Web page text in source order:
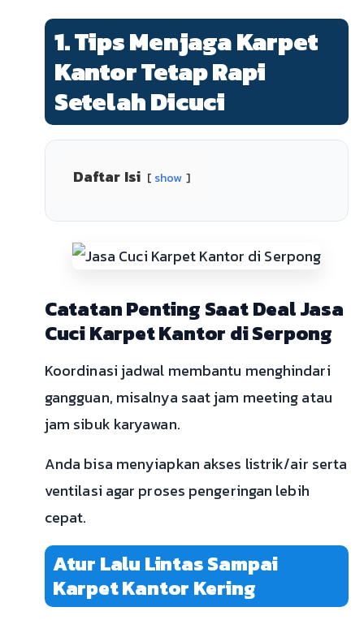
1. Tips Menjaga Karpet
Kantor Tetap Rapi
Setelah Dicuci
Daftar Isi show
Catatan Penting Saat Deal Jasa
Cuci Karpet Kantor di Serpong
Koordinasi jadwal membantu menghindari
gangguan, misalnya saat jam meeting atau
jam sibuk karyawan.
Anda bisa menyiapkan akses listrik/air serta
ventilasi agar proses pengeringan lebih
cepat.
Atur Lalu Lintas Sampai
Karpet Kantor Kering